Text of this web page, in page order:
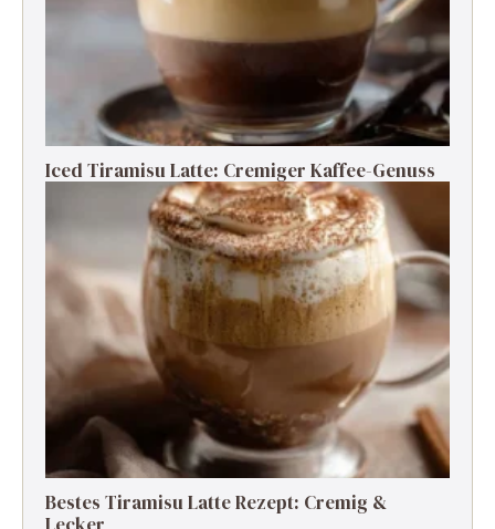
Iced Tiramisu Latte: Cremiger Kaffee-Genuss
Bestes Tiramisu Latte Rezept: Cremig &